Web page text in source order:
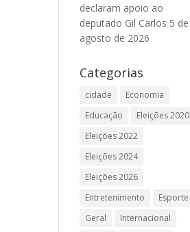
declaram apoio ao
deputado Gil Carlos 5 de
agosto de 2026
Categorias
cidade
Economia
Educação
Eleições 2020
Eleições 2022
Eleições 2024
Eleições 2026
Entretenimento
Esporte
Geral
Internacional